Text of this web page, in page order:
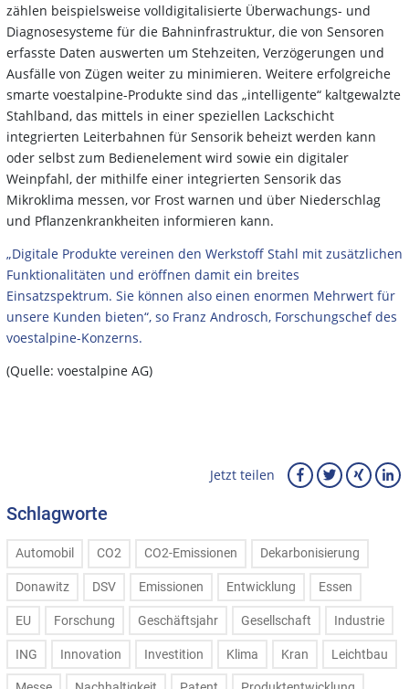
zählen beispielsweise volldigitalisierte Überwachungs- und
Diagnosesysteme für die Bahninfrastruktur, die von Sensoren
erfasste Daten auswerten um Stehzeiten, Verzögerungen und
Ausfälle von Zügen weiter zu minimieren. Weitere erfolgreiche
smarte voestalpine-Produkte sind das „intelligente“ kaltgewalzte
Stahlband, das mittels in einer speziellen Lackschicht
integrierten Leiterbahnen für Sensorik beheizt werden kann
oder selbst zum Bedienelement wird sowie ein digitaler
Weinpfahl, der mithilfe einer integrierten Sensorik das
Mikroklima messen, vor Frost warnen und über Niederschlag
und Pflanzenkrankheiten informieren kann.
„Digitale Produkte vereinen den Werkstoff Stahl mit zusätzlichen
Funktionalitäten und eröffnen damit ein breites
Einsatzspektrum. Sie können also einen enormen Mehrwert für
unsere Kunden bieten“, so Franz Androsch, Forschungschef des
voestalpine-Konzerns.
(Quelle: voestalpine AG)
Jetzt teilen
Schlagworte
Automobil CO2 CO2-Emissionen Dekarbonisierung
Donawitz DSV Emissionen Entwicklung Essen
EU Forschung Geschäftsjahr Gesellschaft Industrie
ING Innovation Investition Klima Kran Leichtbau